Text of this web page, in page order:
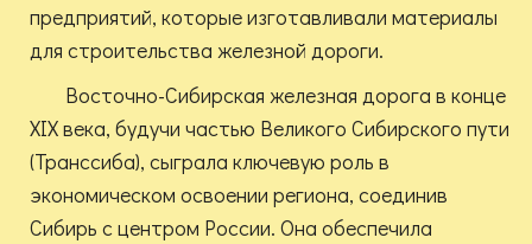
предприятий, которые изготавливали материалы
для строительства железной дороги.
Восточно-Сибирская железная дорога в конце
XIX века, будучи частью Великого Сибирского пути
(Транссиба), сыграла ключевую роль в
экономическом освоении региона, соединив
Сибирь с центром России. Она обеспечила